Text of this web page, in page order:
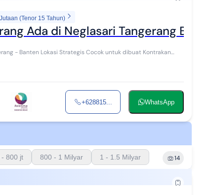
(Tenor 15 Tahun)
Ada di Neglasari Tangerang Banten
untuk dibuat Kontrakan
+628815... WhatsApp
- 800 jt 800 - 1 Milyar 1 - 1.5 Milyar 14